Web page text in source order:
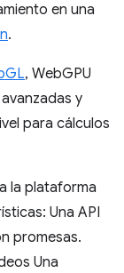
en una
.
, WebGPU
y
para cálculos
la plataforma
Una API
promesas.
Una